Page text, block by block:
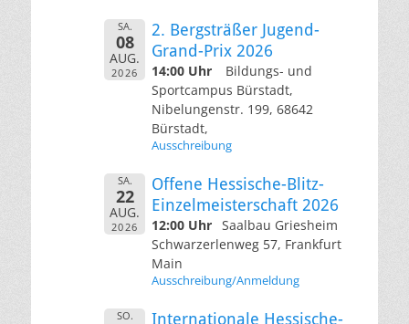
SA.
08
AUG.
2026
2. Bergsträßer Jugend-
Grand-Prix 2026
14:00 Uhr
Bildungs- und
Sportcampus Bürstadt,
Nibelungenstr. 199, 68642
Bürstadt,
Ausschreibung
SA.
22
AUG.
2026
Offene Hessische-Blitz-
Einzelmeisterschaft 2026
12:00 Uhr Saalbau Griesheim
Schwarzerlenweg 57, Frankfurt
Main
Ausschreibung/Anmeldung
SO. Internationale Hessische-